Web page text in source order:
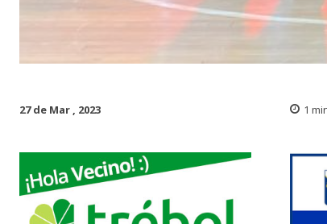
27 de Mar , 2023 1